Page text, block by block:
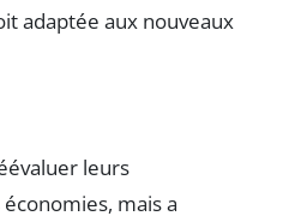
adaptée aux nouveaux
leurs
mais a